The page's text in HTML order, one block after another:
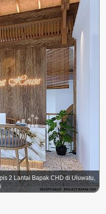
2 Lantai Bapak CHD di Uluwatu,